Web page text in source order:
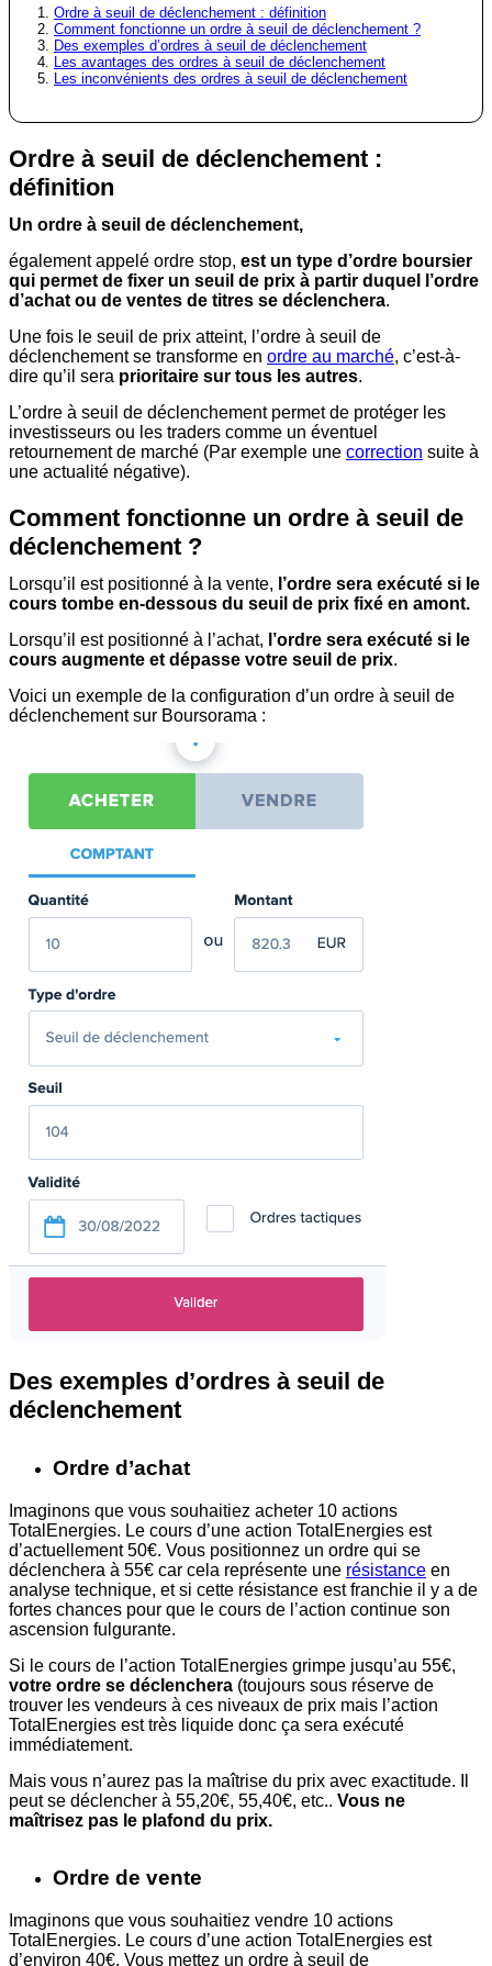
Ordre à seuil de déclenchement : définition
Comment fonctionne un ordre à seuil de déclenchement ?
Des exemples d’ordres à seuil de déclenchement
Les avantages des ordres à seuil de déclenchement
Les inconvénients des ordres à seuil de déclenchement
Ordre à seuil de déclenchement :
définition
Un ordre à seuil de déclenchement,
également appelé ordre stop, est un type d’ordre boursier
qui permet de fixer un seuil de prix à partir duquel l’ordre
d’achat ou de ventes de titres se déclenchera.
Une fois le seuil de prix atteint, l’ordre à seuil de
déclenchement se transforme en ordre au marché, c’est-à-
dire qu’il sera prioritaire sur tous les autres.
L’ordre à seuil de déclenchement permet de protéger les
investisseurs ou les traders comme un éventuel
retournement de marché (Par exemple une correction suite à
une actualité négative).
Comment fonctionne un ordre à seuil de
déclenchement ?
Lorsqu’il est positionné à la vente, l’ordre sera exécuté si le
cours tombe en-dessous du seuil de prix fixé en amont.
Lorsqu’il est positionné à l’achat, l’ordre sera exécuté si le
cours augmente et dépasse votre seuil de prix.
Voici un exemple de la configuration d’un ordre à seuil de
déclenchement sur Boursorama :
Des exemples d’ordres à seuil de
déclenchement
Ordre d’achat
Imaginons que vous souhaitiez acheter 10 actions
TotalEnergies. Le cours d’une action TotalEnergies est
d’actuellement 50€. Vous positionnez un ordre qui se
déclenchera à 55€ car cela représente une résistance en
analyse technique, et si cette résistance est franchie il y a de
fortes chances pour que le cours de l’action continue son
ascension fulgurante.
Si le cours de l’action TotalEnergies grimpe jusqu’au 55€,
votre ordre se déclenchera (toujours sous réserve de
trouver les vendeurs à ces niveaux de prix mais l’action
TotalEnergies est très liquide donc ça sera exécuté
immédiatement.
Mais vous n’aurez pas la maîtrise du prix avec exactitude. Il
peut se déclencher à 55,20€, 55,40€, etc.. Vous ne
maîtrisez pas le plafond du prix.
Ordre de vente
Imaginons que vous souhaitiez vendre 10 actions
TotalEnergies. Le cours d’une action TotalEnergies est
d’environ 40€. Vous mettez un ordre à seuil de